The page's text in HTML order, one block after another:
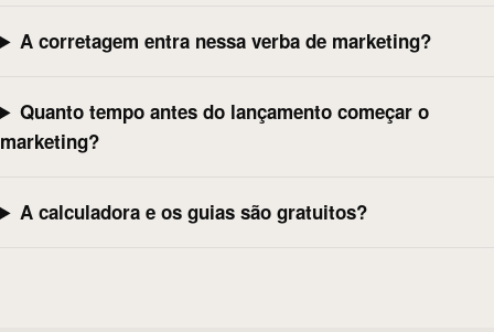
A corretagem entra nessa verba de marketing?
Quanto tempo antes do lançamento começar o
marketing?
A calculadora e os guias são gratuitos?